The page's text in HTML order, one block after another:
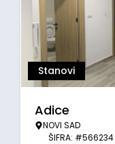
Stanovi
Adice
NOVI SAD
ŠIFRA: #566234